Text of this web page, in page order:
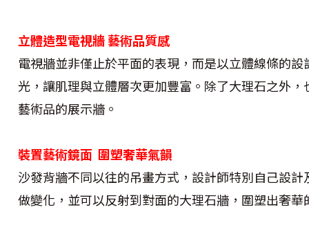
立體造型電視牆 藝術品質感
電視牆並非僅止於平面的表現，而是以立體線條的
光，讓肌理與立體層次更加豐富。除了大理石之外
藝術品的展示牆。
裝置藝術鏡面 圍塑奢華氣韻
沙發背牆不同以往的吊畫方式，設計師特別自己設
做變化，並可以反射到對面的大理石牆，圍塑出奢